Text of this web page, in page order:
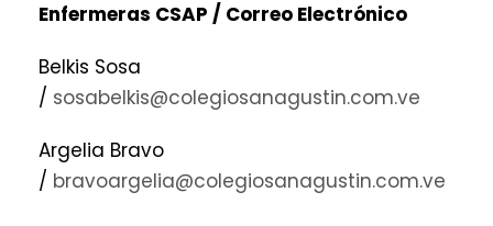
Enfermeras CSAP / Correo Electrónico
Belkis Sosa
/ sosabelkis@colegiosanagustin.com.ve
Argelia Bravo
/ bravoargelia@colegiosanagustin.com.ve